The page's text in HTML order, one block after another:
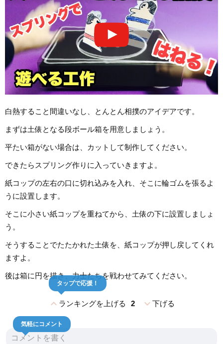
白熱すること間違いなし、とんとん相撲のアイデアです。
まずは土俵となる段ボール箱を用意しましょう。
平たい箱がない場合は、カットして制作してください。
できたらスプリング作りに入っていきますよ。
紙コップの左右の口に切れ込みを入れ、そこに輪ゴムを張るよ
うに設置します。
そこに小さい紙コップを重ねてから、土俵の下に設置しましょ
う。
そうすることでたたかれた土俵を、紙コップが押し戻してくれ
ますよ。
後は箱に円を描き、力士たちを戦わせてみてください。
expand_lessランキングを上げる 2
タップで応援！
expand_more下げる
気軽にコメント